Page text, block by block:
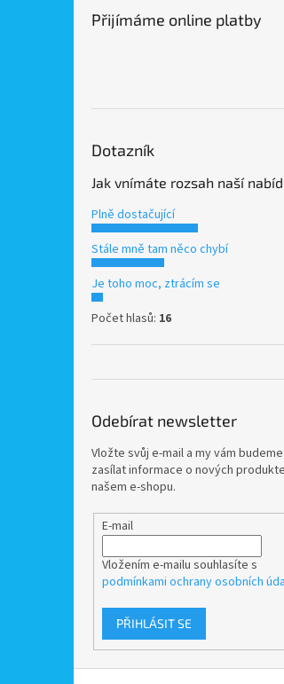
Přijímáme online platby
Dotazník
Jak vnímáte rozsah naší
Plně dostačující
Stále mně tam něco chybí
Je toho moc, ztrácím se
Počet hlasů: 16
Odebírat newsletter
Vložte svůj e-mail a my vám budeme
zasílat informace o nových
našem e-shopu.
E-mail
Vložením e-mailu souhlasíte s
podmínkami ochrany osobních
PŘIHLÁSIT SE